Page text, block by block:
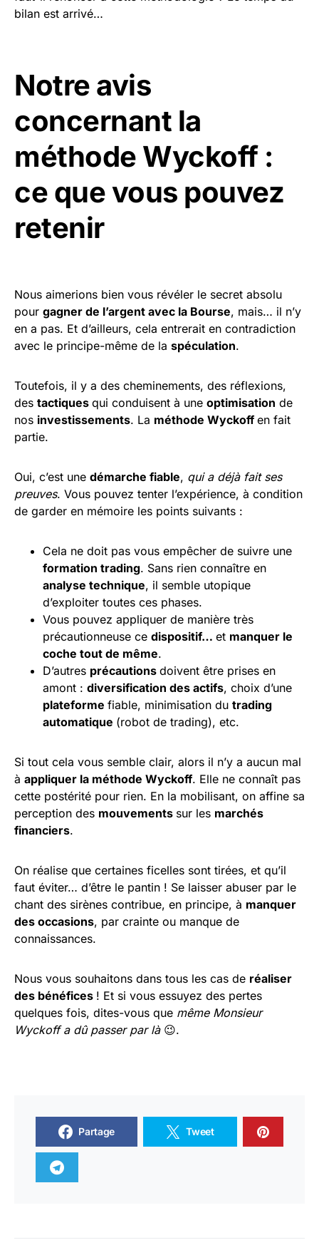
bilan est arrivé…
Notre avis
concernant la
méthode Wyckoff :
ce que vous pouvez
retenir
Nous aimerions bien vous révéler le secret absolu
pour gagner de l’argent avec la Bourse, mais… il n’y
en a pas. Et d’ailleurs, cela entrerait en contradiction
avec le principe-même de la spéculation.
Toutefois, il y a des cheminements, des réflexions,
des tactiques qui conduisent à une optimisation de
nos investissements. La méthode Wyckoffen fait
partie.
Oui, c’est une démarche fiable, qui a déjà fait ses
preuves. Vous pouvez tenter l’expérience, à condition
de garder en mémoire les points suivants :
Cela ne doit pas vous empêcher de suivre une
formation trading. Sans rien connaître en
analyse technique, il semble utopique
d’exploiter toutes ces phases.
Vous pouvez appliquer de manière très
précautionneuse ce dispositif… et manquer le
coche tout de même.
D’autres précautions doivent être prises en
amont : diversification des actifs, choix d’une
plateforme fiable, minimisation du trading
automatique (robot de trading), etc.
Si tout cela vous semble clair, alors il n’y a aucun mal
à appliquer la méthode Wyckoff. Elle ne connaît pas
cette postérité pour rien. En la mobilisant, on affine sa
perception des mouvements sur les marchés
financiers.
On réalise que certaines ficelles sont tirées, et qu’il
faut éviter… d’être le pantin ! Se laisser abuser par le
chant des sirènes contribue, en principe, à manquer
des occasions, par crainte ou manque de
connaissances.
Nous vous souhaitons dans tous les cas de réaliser
des bénéfices ! Et si vous essuyez des pertes
quelques fois, dites-vous que même Monsieur
Wyckoff a dû passer par là 😉.
Partage Tweet